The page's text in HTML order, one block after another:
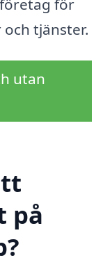
för
tjänster.
utan
på